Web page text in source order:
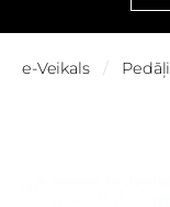
e-Veikals Pedāļi